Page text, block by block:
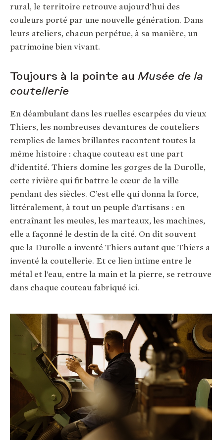
rural, le territoire retrouve aujourd’hui des
couleurs porté par une nouvelle génération. Dans
leurs ateliers, chacun perpétue, à sa manière, un
patrimoine bien vivant.
Toujours à la pointe au Musée de la
coutellerie
En déambulant dans les ruelles escarpées du vieux
Thiers, les nombreuses devantures de couteliers
remplies de lames brillantes racontent toutes la
même histoire : chaque couteau est une part
d’identité. Thiers domine les gorges de la Durolle,
cette rivière qui fit battre le cœur de la ville
pendant des siècles. C’est elle qui donna la force,
littéralement, à tout un peuple d’artisans : en
entraînant les meules, les marteaux, les machines,
elle a façonné le destin de la cité. On dit souvent
que la Durolle a inventé Thiers autant que Thiers a
inventé la coutellerie. Et ce lien intime entre le
métal et l’eau, entre la main et la pierre, se retrouve
dans chaque couteau fabriqué ici.